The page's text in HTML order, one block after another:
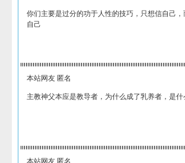
你们主要是过分的功于人性的技巧，只想信自己
自己
本站网友 匿名
主教神父本应是教导者，为什么成了乳养者，是
本站网友 匿名